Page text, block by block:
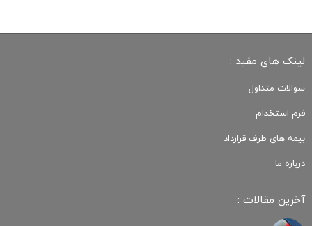
لینک های مفید :
سوالات متداول
فرم استخدام
بیمه های طرف قرارداد
درباره ما
آخرین مقالات :